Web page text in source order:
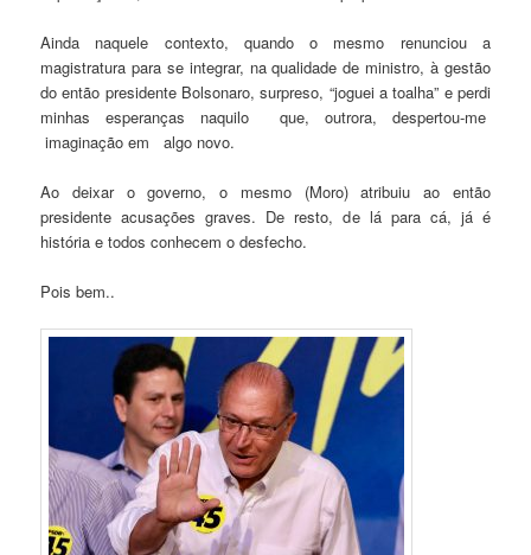
Ainda naquele contexto, quando o mesmo renunciou a
magistratura para se integrar, na qualidade de ministro, à gestão
do então presidente Bolsonaro, surpreso, “joguei a toalha” e perdi
minhas esperanças naquilo que, outrora, despertou-me
imaginação em algo novo.
Ao deixar o governo, o mesmo (Moro) atribuiu ao então
presidente acusações graves. De resto, de lá para cá, já é
história e todos conhecem o desfecho.
Pois bem..